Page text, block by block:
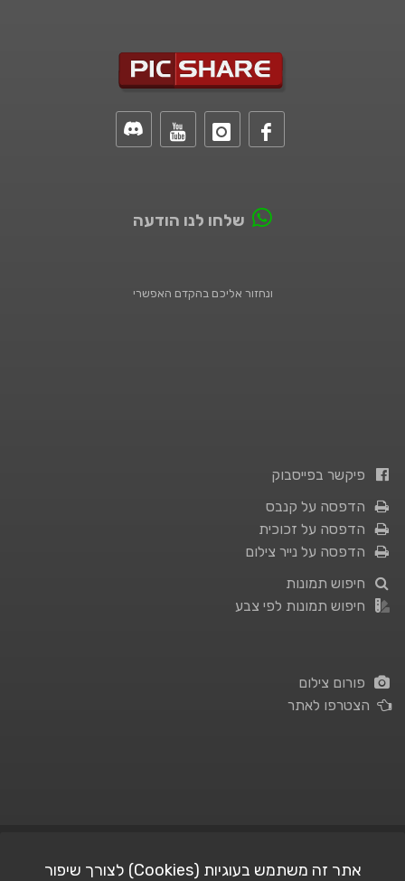
שלחו לנו הודעה
ונחזור אליכם בהקדם האפשרי
פיקשר בפייסבוק
הדפסה על קנבס
הדפסה על זכוכית
הדפסה על נייר צילום
חיפוש תמונות
חיפוש תמונות לפי צבע
פורום צילום
הצטרפו לאתר
אתר זה משתמש בעוגיות (Cookies) לצורך שיפור